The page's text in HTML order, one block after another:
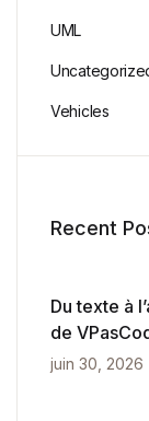
UML
Vehicles
Recent
Du texte à
de
l’IA
juin 30, 2026